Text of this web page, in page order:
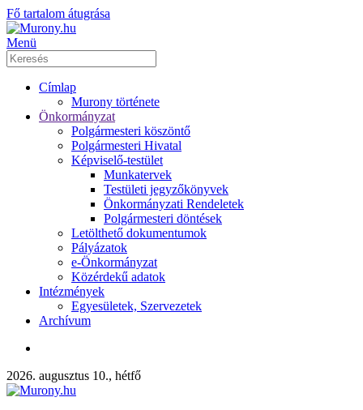
Fő tartalom átugrása
Menü
Címlap
Murony története
Önkormányzat
Polgármesteri köszöntő
Polgármesteri Hivatal
Képviselő-testület
Munkatervek
Testületi jegyzőkönyvek
Önkormányzati Rendeletek
Polgármesteri döntések
Letölthető dokumentumok
Pályázatok
e-Önkormányzat
Közérdekű adatok
Intézmények
Egyesületek, Szervezetek
Archívum
2026. augusztus 10., hétfő